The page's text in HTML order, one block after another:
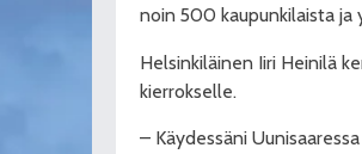
noin 500 kaupunkilaista ja
Helsinkiläinen Iiri Heinilä
kierrokselle.
– Käydessäni